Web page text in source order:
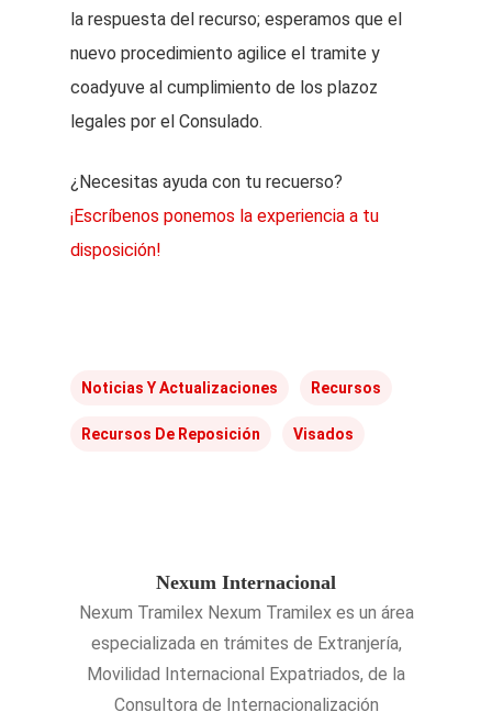
la respuesta del recurso; esperamos que el
nuevo procedimiento agilice el tramite y
coadyuve al cumplimiento de los plazoz
legales por el Consulado.
¿Necesitas ayuda con tu recuerso?
¡Escríbenos ponemos la experiencia a tu
disposición!
Noticias Y Actualizaciones Recursos
Recursos De Reposición Visados
Nexum Internacional
Nexum Tramilex Nexum Tramilex es un área
especializada en trámites de Extranjería,
Movilidad Internacional Expatriados, de la
Consultora de Internacionalización